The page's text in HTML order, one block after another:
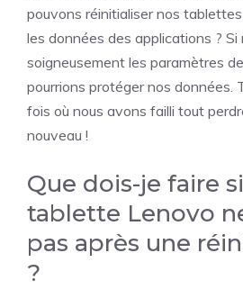
pouvons réinitialiser nos
les données des applications ? Si
soigneusement les paramètres
pourrions protéger nos données.
fois où nous avons failli tout
nouveau !
Que dois-je faire
tablette Lenovo
pas après une
?